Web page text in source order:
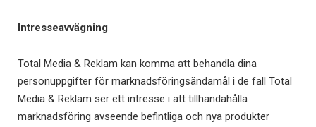
Intresseavvägning
Total Media & Reklam kan komma att behandla dina
personuppgifter för marknadsföringsändamål i de fall Total
Media & Reklam ser ett intresse i att tillhandahålla
marknadsföring avseende befintliga och nya produkter